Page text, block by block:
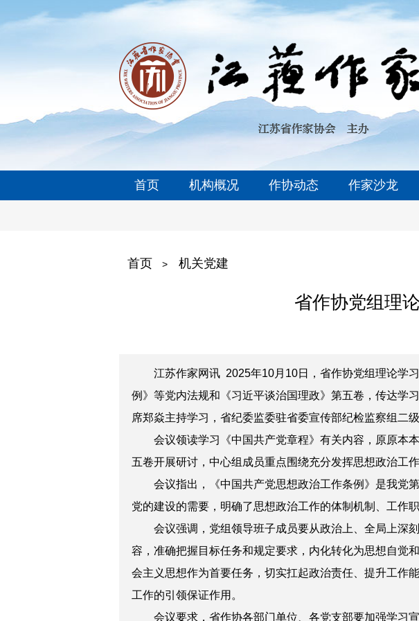
首页 机构概况 作协动态 作家沙龙
首页 > 机关党建
省作协党组理
江苏作家网讯 2025年10月10日，省作协党组理论学
例》等党内法规和《习近平谈治国理政》第五卷，传达学
席郑焱主持学习，省纪委监委驻省委宣传部纪检监察组二
会议领读学习《中国共产党章程》有关内容，原原本
五卷开展研讨，中心组成员重点围绕充分发挥思想政治工
会议指出，《中国共产党思想政治工作条例》是我党
党的建设的需要，明确了思想政治工作的体制机制、工作
会议强调，党组领导班子成员要从政治上、全局上深
容，准确把握目标任务和规定要求，内化转化为思想自觉
会主义思想作为首要任务，切实扛起政治责任、提升工作
工作的引领保证作用。
会议要求，省作协各部门单位、各党支部要加强学习